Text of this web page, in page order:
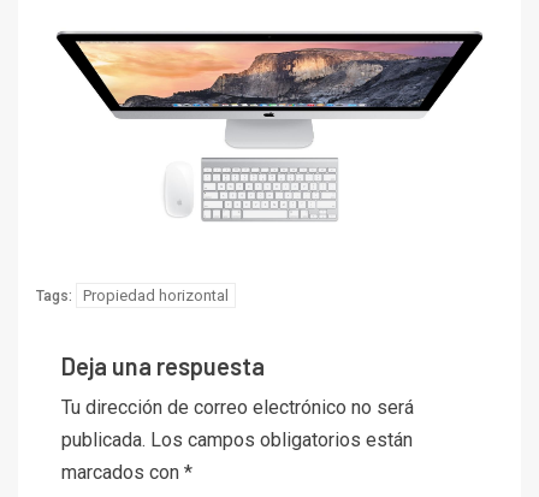
Tags: Propiedad horizontal
Deja una respuesta
Tu dirección de correo electrónico no será
publicada. Los campos obligatorios están
marcados con *